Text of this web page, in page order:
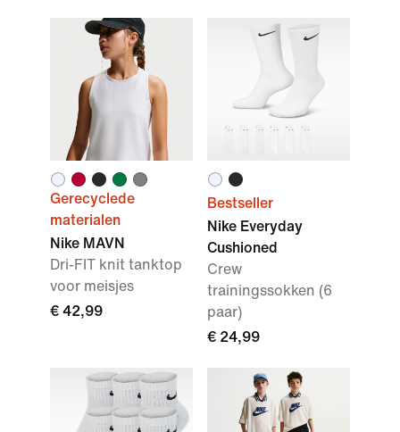
Gerecyclede
materialen
Nike MAVN
Dri-FIT knit tanktop
voor meisjes
€ 42,99
Bestseller
Nike Everyday
Cushioned
Crew
trainingssokken (6
paar)
€ 24,99